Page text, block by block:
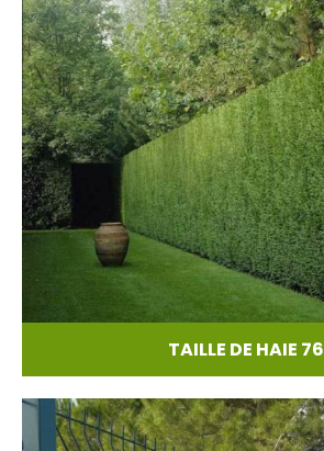
TAILLE DE HAIE 76